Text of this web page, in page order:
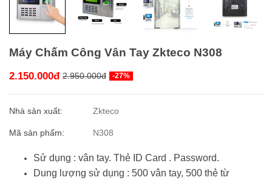
Máy Chấm Công Vân Tay Zkteco N308
2.150.000đ 2.950.000đ -27%
Nhà sản xuất: Zkteco
Mã sản phẩm: N308
Sử dụng : vân tay. Thẻ ID Card . Password.
Dung lượng sử dụng : 500 vân tay, 500 thẻ từ